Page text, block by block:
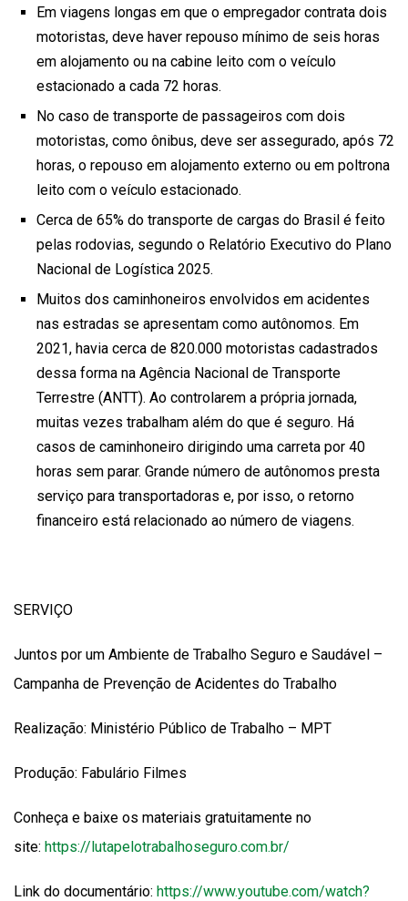
Em viagens longas em que o empregador contrata dois
motoristas, deve haver repouso mínimo de seis horas
em alojamento ou na cabine leito com o veículo
estacionado a cada 72 horas.
No caso de transporte de passageiros com dois
motoristas, como ônibus, deve ser assegurado, após 72
horas, o repouso em alojamento externo ou em poltrona
leito com o veículo estacionado.
Cerca de 65% do transporte de cargas do Brasil é feito
pelas rodovias, segundo o Relatório Executivo do Plano
Nacional de Logística 2025.
Muitos dos caminhoneiros envolvidos em acidentes
nas estradas se apresentam como autônomos. Em
2021, havia cerca de 820.000 motoristas cadastrados
dessa forma na Agência Nacional de Transporte
Terrestre (ANTT). Ao controlarem a própria jornada,
muitas vezes trabalham além do que é seguro. Há
casos de caminhoneiro dirigindo uma carreta por 40
horas sem parar. Grande número de autônomos presta
serviço para transportadoras e, por isso, o retorno
financeiro está relacionado ao número de viagens.
SERVIÇO
Juntos por um Ambiente de Trabalho Seguro e Saudável –
Campanha de Prevenção de Acidentes do Trabalho
Realização: Ministério Público de Trabalho – MPT
Produção: Fabulário Filmes
Conheça e baixe os materiais gratuitamente no
site: https://lutapelotrabalhoseguro.com.br/
Link do documentário: https://www.youtube.com/watch?